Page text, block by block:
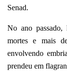
Senad.
No ano passado,
mortes e mais
envolvendo
prendeu em